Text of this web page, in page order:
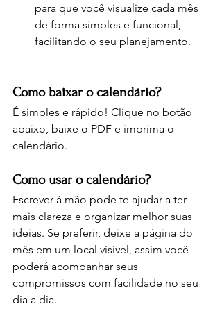
para que você visualize cada mês
de forma simples e funcional,
facilitando o seu planejamento.
Como baixar o calendário?
É simples e rápido! Clique no botão
abaixo, baixe o PDF e imprima o
calendário.
Como usar o calendário?
Escrever à mão pode te ajudar a ter
mais clareza e organizar melhor suas
ideias. Se preferir, deixe a página do
mês em um local visível, assim você
poderá acompanhar seus
compromissos com facilidade no seu
dia a dia.